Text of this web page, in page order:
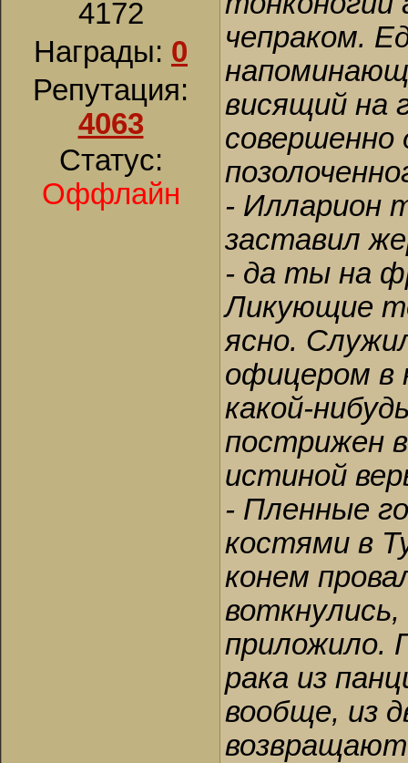
4172
Награды: 0
Репутация:
4063
Статус:
Оффлайн
чепраком.
висящий на
совершенно
- Илларион
заставил
- да ты на
Ликующие
ясно.
офицером в
какой-
пострижен
истиной
- Пленные
костями в
конем
приложило.
рака из
вообще, из